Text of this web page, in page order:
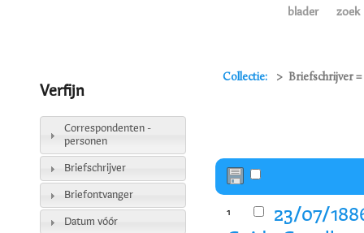
blader zoek
Collectie: Briefschrijver =
1
23/07/
Verfijn
Correspondenten -
personen
Briefschrijver
Briefontvanger
Datum vóór